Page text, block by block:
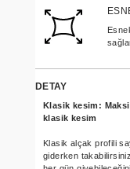
DETAY
Klasik kesim:
klasik kesim
Klasik alçak profili
giderken